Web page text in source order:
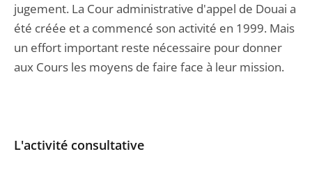
jugement. La Cour administrative d'appel de Douai a
été créée et a commencé son activité en 1999. Mais
un effort important reste nécessaire pour donner
aux Cours les moyens de faire face à leur mission.
L'activité consultative